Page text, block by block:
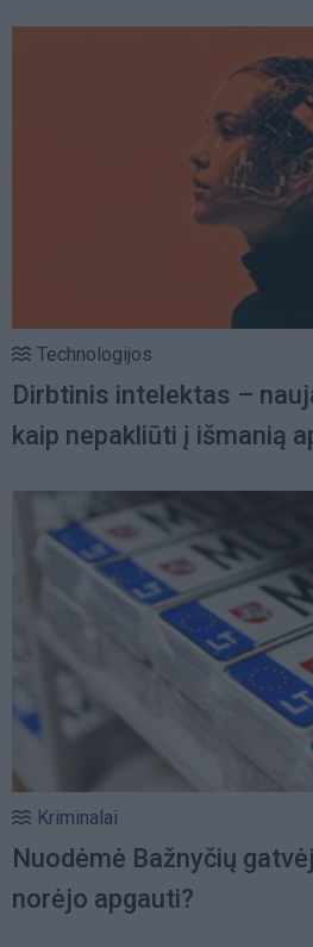
Technologijos
Dirbtinis intelektas –
kaip nepakliūti į išmanią
Kriminalai
Nuodėmė Bažnyčių
norėjo apgauti?